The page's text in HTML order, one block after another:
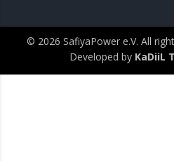
© 2026 SafiyaPower e.V. All
Developed by KaDiiL